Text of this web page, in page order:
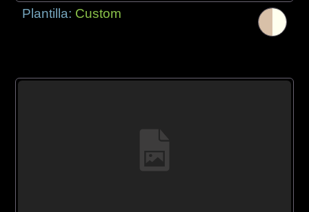
Plantilla: Custom